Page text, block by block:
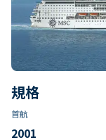
規格
首航
2001